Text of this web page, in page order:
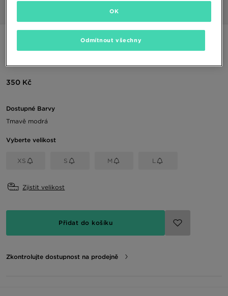
350 Kč
Dostupné Barvy
Tmavě modrá
Vyberte velikost
XS S M L
Zjistit velikost
Přidat do košíku
Zkontrolujte dostupnost na prodejně
Odmítnout všechny
OK